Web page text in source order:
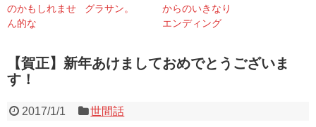
のかもしれませ
ん的な
グラサン。
からのいきなり
エンディング
【賀正】新年あけましておめでとうございま
す！
2017/1/1 世間話